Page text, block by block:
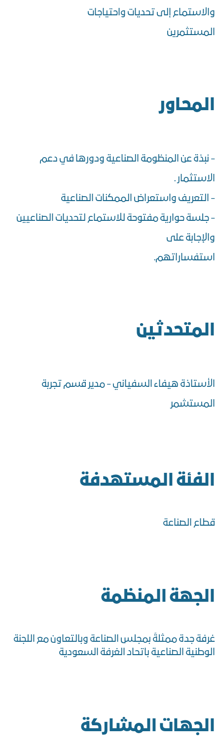
والاستماع إلى تحديات واحتياجات
المستثمرين
المحاور
- نبذة عن المنظومة الصناعية ودورها في دعم
الاستثمار .
- التعريف واستعراض الممكنات الصناعية
- جلسة حوارية مفتوحة للاستماع لتحديات الصناعيين
والإجابة على
استفساراتهم.
المتحدثين
الأستاذة هيفاء السفياني - مدير قسم تجربة
المستشمر
الفئة المستهدفة
قطاع الصناعة
الجهة المنظمة
غرفة جدة ممثلةً بمجلس الصناعة وبالتعاون مع اللجنة
الوطنية الصناعية باتحاد الغرفة السعودية
الجهات المشاركة